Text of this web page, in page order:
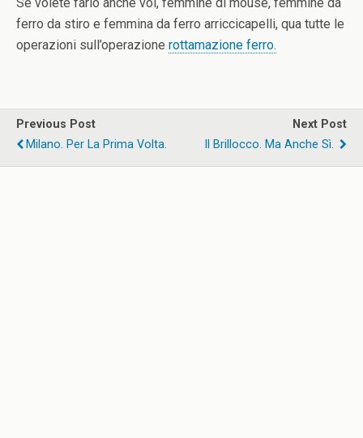
ferro da stiro e femmina da ferro arriccicapelli, qua tutte le
operazioni sull’operazione rottamazione ferro.
Previous Post
Milano. Per La Prima Volta.
Next Post
Il Brillocco. Ma Anche Sì.